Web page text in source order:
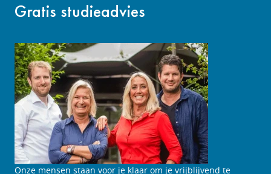
Gratis studieadvies
Onze mensen staan voor je klaar om je vrijblijvend te